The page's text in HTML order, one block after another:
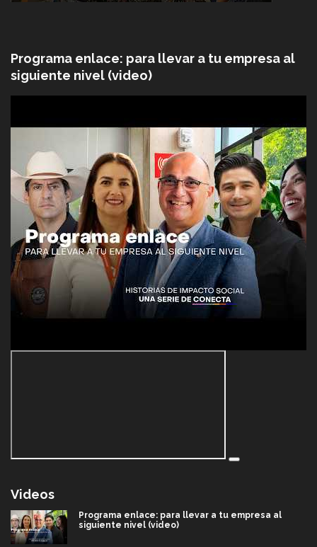
Programa enlace: para llevar a tu empresa al
siguiente nivel (video)
Videos
Programa enlace: para llevar a tu empresa al
siguiente nivel (video)